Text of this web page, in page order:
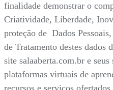
finalidade demonstrar o
Criatividade, Liberdade,
proteção de Dados
de Tratamento destes dados
site salaaberta.com.br e
plataformas virtuais de